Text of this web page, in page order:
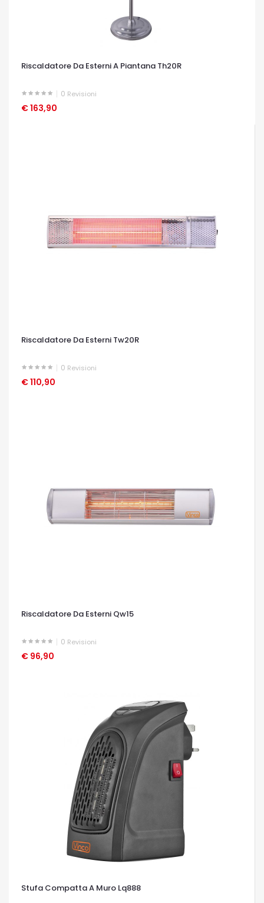
Riscaldatore Da Esterni A Piantana Th20R
0 Revisioni
€ 163,90
OCCHIATA VELOCE
Riscaldatore Da Esterni Tw20R
0 Revisioni
€ 110,90
OCCHIATA VELOCE
Riscaldatore Da Esterni Qw15
0 Revisioni
€ 96,90
OCCHIATA VELOCE
Stufa Compatta A Muro Lq888